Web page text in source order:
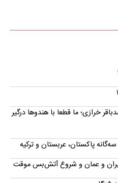
خرازی؛ ما قطعا با هندوها درگیر
پاکستان، عربستان و ترکیه
ایران و عمان و شروع آتش‌بس موقت